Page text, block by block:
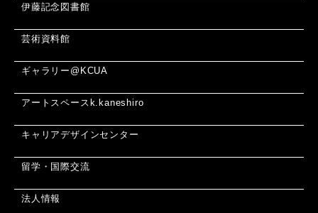
伊藤記念図書館
芸術資料館
ギャラリー@KCUA
アートスペースk.kaneshiro
キャリアデザインセンター
留学・国際交流
法人情報